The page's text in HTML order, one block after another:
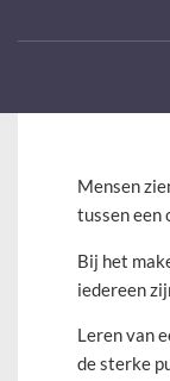
Mensen
tussen een
Bij het
iedereen
Leren van
de sterke